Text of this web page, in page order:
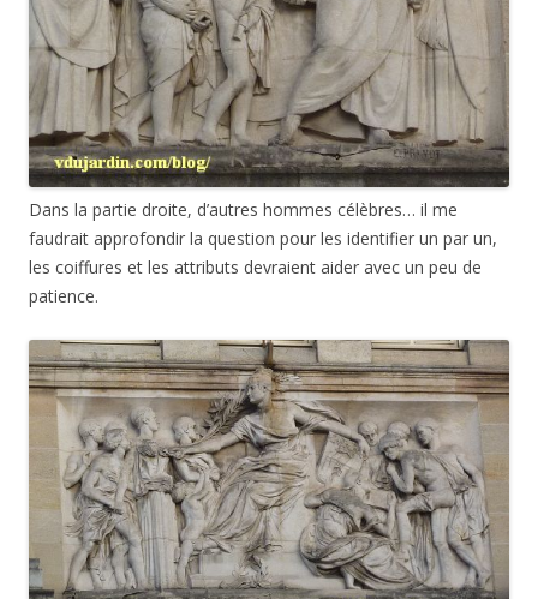
Dans la partie droite, d’autres hommes célèbres… il me
faudrait approfondir la question pour les identifier un par un,
les coiffures et les attributs devraient aider avec un peu de
patience.